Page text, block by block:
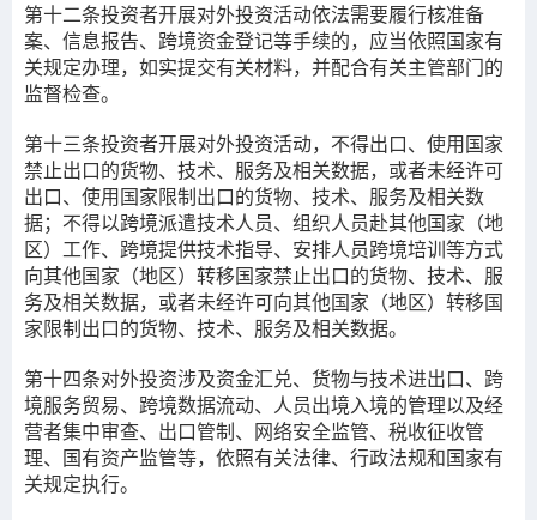
第十二条投资者开展对外投资活动依法需要履行核准备
案、信息报告、跨境资金登记等手续的，应当依照国家有
关规定办理，如实提交有关材料，并配合有关主管部门的
监督检查。
第十三条投资者开展对外投资活动，不得出口、使用国家
禁止出口的货物、技术、服务及相关数据，或者未经许可
出口、使用国家限制出口的货物、技术、服务及相关数
据；不得以跨境派遣技术人员、组织人员赴其他国家（地
区）工作、跨境提供技术指导、安排人员跨境培训等方式
向其他国家（地区）转移国家禁止出口的货物、技术、服
务及相关数据，或者未经许可向其他国家（地区）转移国
家限制出口的货物、技术、服务及相关数据。
第十四条对外投资涉及资金汇兑、货物与技术进出口、跨
境服务贸易、跨境数据流动、人员出境入境的管理以及经
营者集中审查、出口管制、网络安全监管、税收征收管
理、国有资产监管等，依照有关法律、行政法规和国家有
关规定执行。